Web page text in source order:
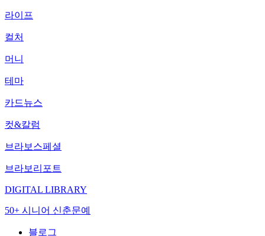
라이프
컬처
머니
테마
카드뉴스
컷&칼럼
브라보스페셜
브라보리포트
DIGITAL LIBRARY
50+ 시니어 신춘문예
블로그